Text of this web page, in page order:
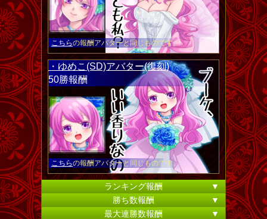
こちらの報酬アバターと同じものです。
・ゆめこ(SD)アバター(復刻)
50勝報酬
こちらの報酬アバターと同じものです。
ランキング報酬
▼
勝ち数報酬
▼
最大連勝数報酬
▼